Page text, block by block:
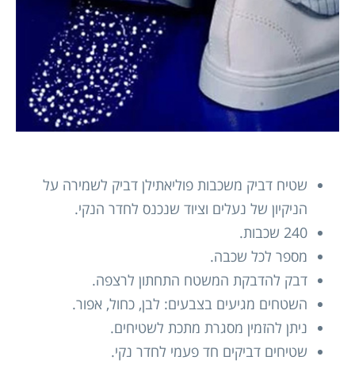
שטיח דביק משכבות פוליאתילן דביק לשמירה על
הניקיון של נעלים וציוד שנכנס לחדר הנקי.
240 שכבות.
מספר לכל שכבה.
דבק להדבקת המשטח התחתון לרצפה.
השטחים מגיעים בצבעים: לבן, כחול, אפור.
ניתן להזמין מסגרת מתכת לשטיחים.
שטיחים דביקים חד פעמי לחדר נקי.